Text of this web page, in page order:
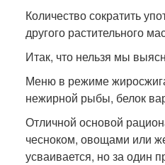
Количество сократить
другого растительного
Итак, что нельзя мы
Меню в режиме
нежирной рыбы, белок
Отличной основой
чесноком, овощами или
усваивается, но за один